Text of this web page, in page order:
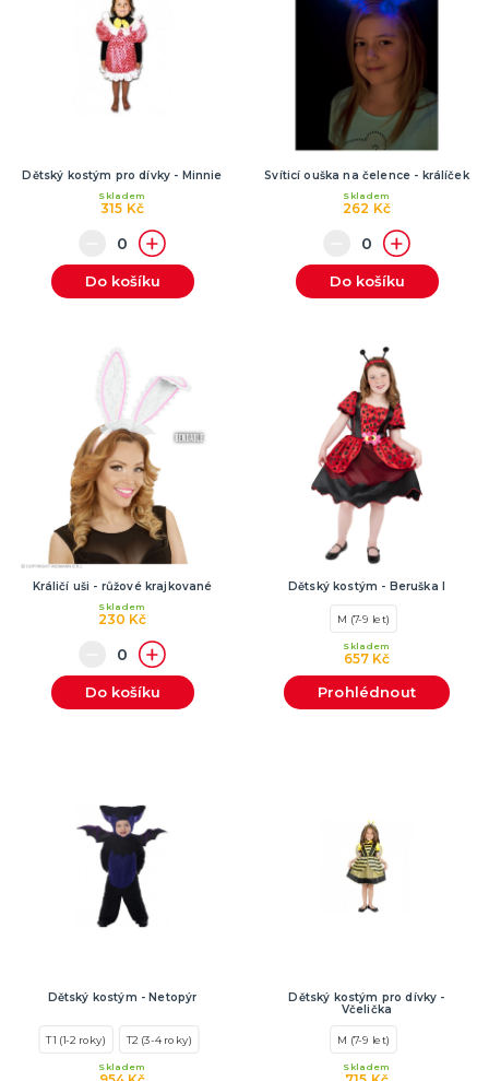
Dětský kostým pro dívky - Minnie
315 Kč
Skladem
Do košíku
Svíticí ouška na čelence - králíček
262 Kč
Skladem
Do košíku
Králičí uši - růžové krajkované
230 Kč
Skladem
Do košíku
Dětský kostým - Beruška I
M (7-9 let)
657 Kč
Skladem
Prohlédnout
Dětský kostým - Netopýr
T1 (1-2 roky) T2 (3-4 roky)
Skladem
Dětský kostým pro dívky -
Včelička
M (7-9 let)
Skladem